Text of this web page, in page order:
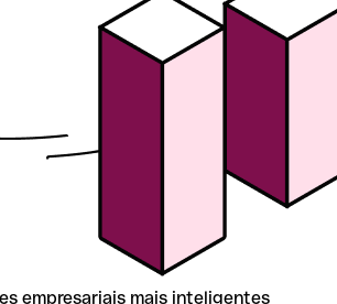
empresariais mais inteligentes